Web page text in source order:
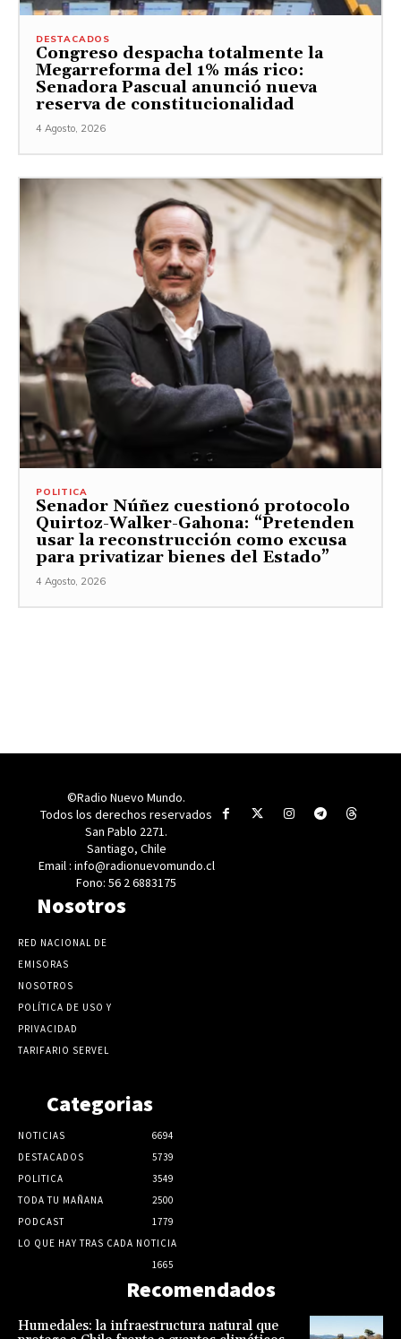
DESTACADOS
Congreso despacha totalmente la
Megarreforma del 1% más rico:
Senadora Pascual anunció nueva
reserva de constitucionalidad
4 Agosto, 2026
POLITICA
Senador Núñez cuestionó protocolo
Quirtoz-Walker-Gahona: “Pretenden
usar la reconstrucción como excusa
para privatizar bienes del Estado”
4 Agosto, 2026
©Radio Nuevo Mundo.
Todos los derechos reservados
San Pablo 2271.
Santiago, Chile
Email : info@radionuevomundo.cl
Fono: 56 2 6883175
Nosotros
RED NACIONAL DE
EMISORAS
NOSOTROS
POLÍTICA DE USO Y
PRIVACIDAD
TARIFARIO SERVEL
Categorias
NOTICIAS
6694
DESTACADOS
5739
POLITICA
3549
TODA TU MAÑANA
2500
PODCAST
1779
LO QUE HAY TRAS CADA NOTICIA
1665
Recomendados
Humedales: la infraestructura natural que